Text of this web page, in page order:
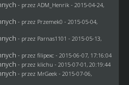
- przez ADM_Henrik- 2015-04-24,
- przez Przemek0 - 2015-05-04,
- przez Parnas1101 - 2015-05-13,
- przez filipexc- 2015-06-07, 17:16:04
- przez klichu - 2015-07-01, 20:19:44
- przez MrGeek- 2015-07-06,